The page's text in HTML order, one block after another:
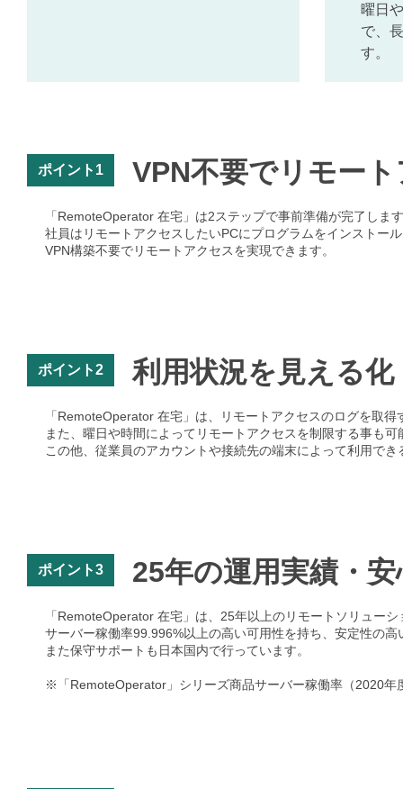
曜日
で、
す。
ポイント1 VPN不要でリモー
「RemoteOperator 在宅」は2ステップで事前準備が完了しま
社員はリモートアクセスしたいPCにプログラムをインストー
VPN構築不要でリモートアクセスを実現できます。
ポイント2 利用状況を見える
「RemoteOperator 在宅」は、リモートアクセスのログを取
また、曜日や時間によってリモートアクセスを制限する事も可
この他、従業員のアカウントや接続先の端末によって利用で
ポイント3 25年の運用実績・
「RemoteOperator 在宅」は、25年以上のリモートソリュー
サーバー稼働率99.996%以上の高い可用性を持ち、安定性の高
また保守サポートも日本国内で行っています。
※「RemoteOperator」シリーズ商品サーバー稼働率（2020年